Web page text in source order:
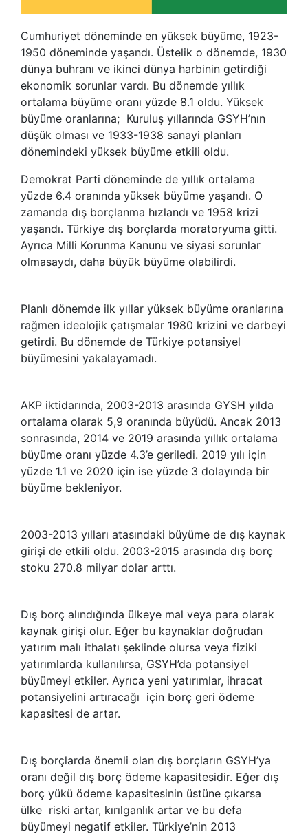
Cumhuriyet döneminde en yüksek büyüme, 1923-
1950 döneminde yaşandı. Üstelik o dönemde, 1930
dünya buhranı ve ikinci dünya harbinin getirdiği
ekonomik sorunlar vardı. Bu dönemde yıllık
ortalama büyüme oranı yüzde 8.1 oldu. Yüksek
büyüme oranlarına; Kuruluş yıllarında GSYH’nın
düşük olması ve 1933-1938 sanayi planları
dönemindeki yüksek büyüme etkili oldu.
Demokrat Parti döneminde de yıllık ortalama
yüzde 6.4 oranında yüksek büyüme yaşandı. O
zamanda dış borçlanma hızlandı ve 1958 krizi
yaşandı. Türkiye dış borçlarda moratoryuma gitti.
Ayrıca Milli Korunma Kanunu ve siyasi sorunlar
olmasaydı, daha büyük büyüme olabilirdi.
Planlı dönemde ilk yıllar yüksek büyüme oranlarına
rağmen ideolojik çatışmalar 1980 krizini ve darbeyi
getirdi. Bu dönemde de Türkiye potansiyel
büyümesini yakalayamadı.
AKP iktidarında, 2003-2013 arasında GYSH yılda
ortalama olarak 5,9 oranında büyüdü. Ancak 2013
sonrasında, 2014 ve 2019 arasında yıllık ortalama
büyüme oranı yüzde 4.3’e geriledi. 2019 yılı için
yüzde 1.1 ve 2020 için ise yüzde 3 dolayında bir
büyüme bekleniyor.
2003-2013 yılları atasındaki büyüme de dış kaynak
girişi de etkili oldu. 2003-2015 arasında dış borç
stoku 270.8 milyar dolar arttı.
Dış borç alındığında ülkeye mal veya para olarak
kaynak girişi olur. Eğer bu kaynaklar doğrudan
yatırım malı ithalatı şeklinde olursa veya fiziki
yatırımlarda kullanılırsa, GSYH’da potansiyel
büyümeyi etkiler. Ayrıca yeni yatırımlar, ihracat
potansiyelini artıracağı için borç geri ödeme
kapasitesi de artar.
Dış borçlarda önemli olan dış borçların GSYH’ya
oranı değil dış borç ödeme kapasitesidir. Eğer dış
borç yükü ödeme kapasitesinin üstüne çıkarsa
ülke riski artar, kırılganlık artar ve bu defa
büyümeyi negatif etkiler. Türkiye’nin 2013